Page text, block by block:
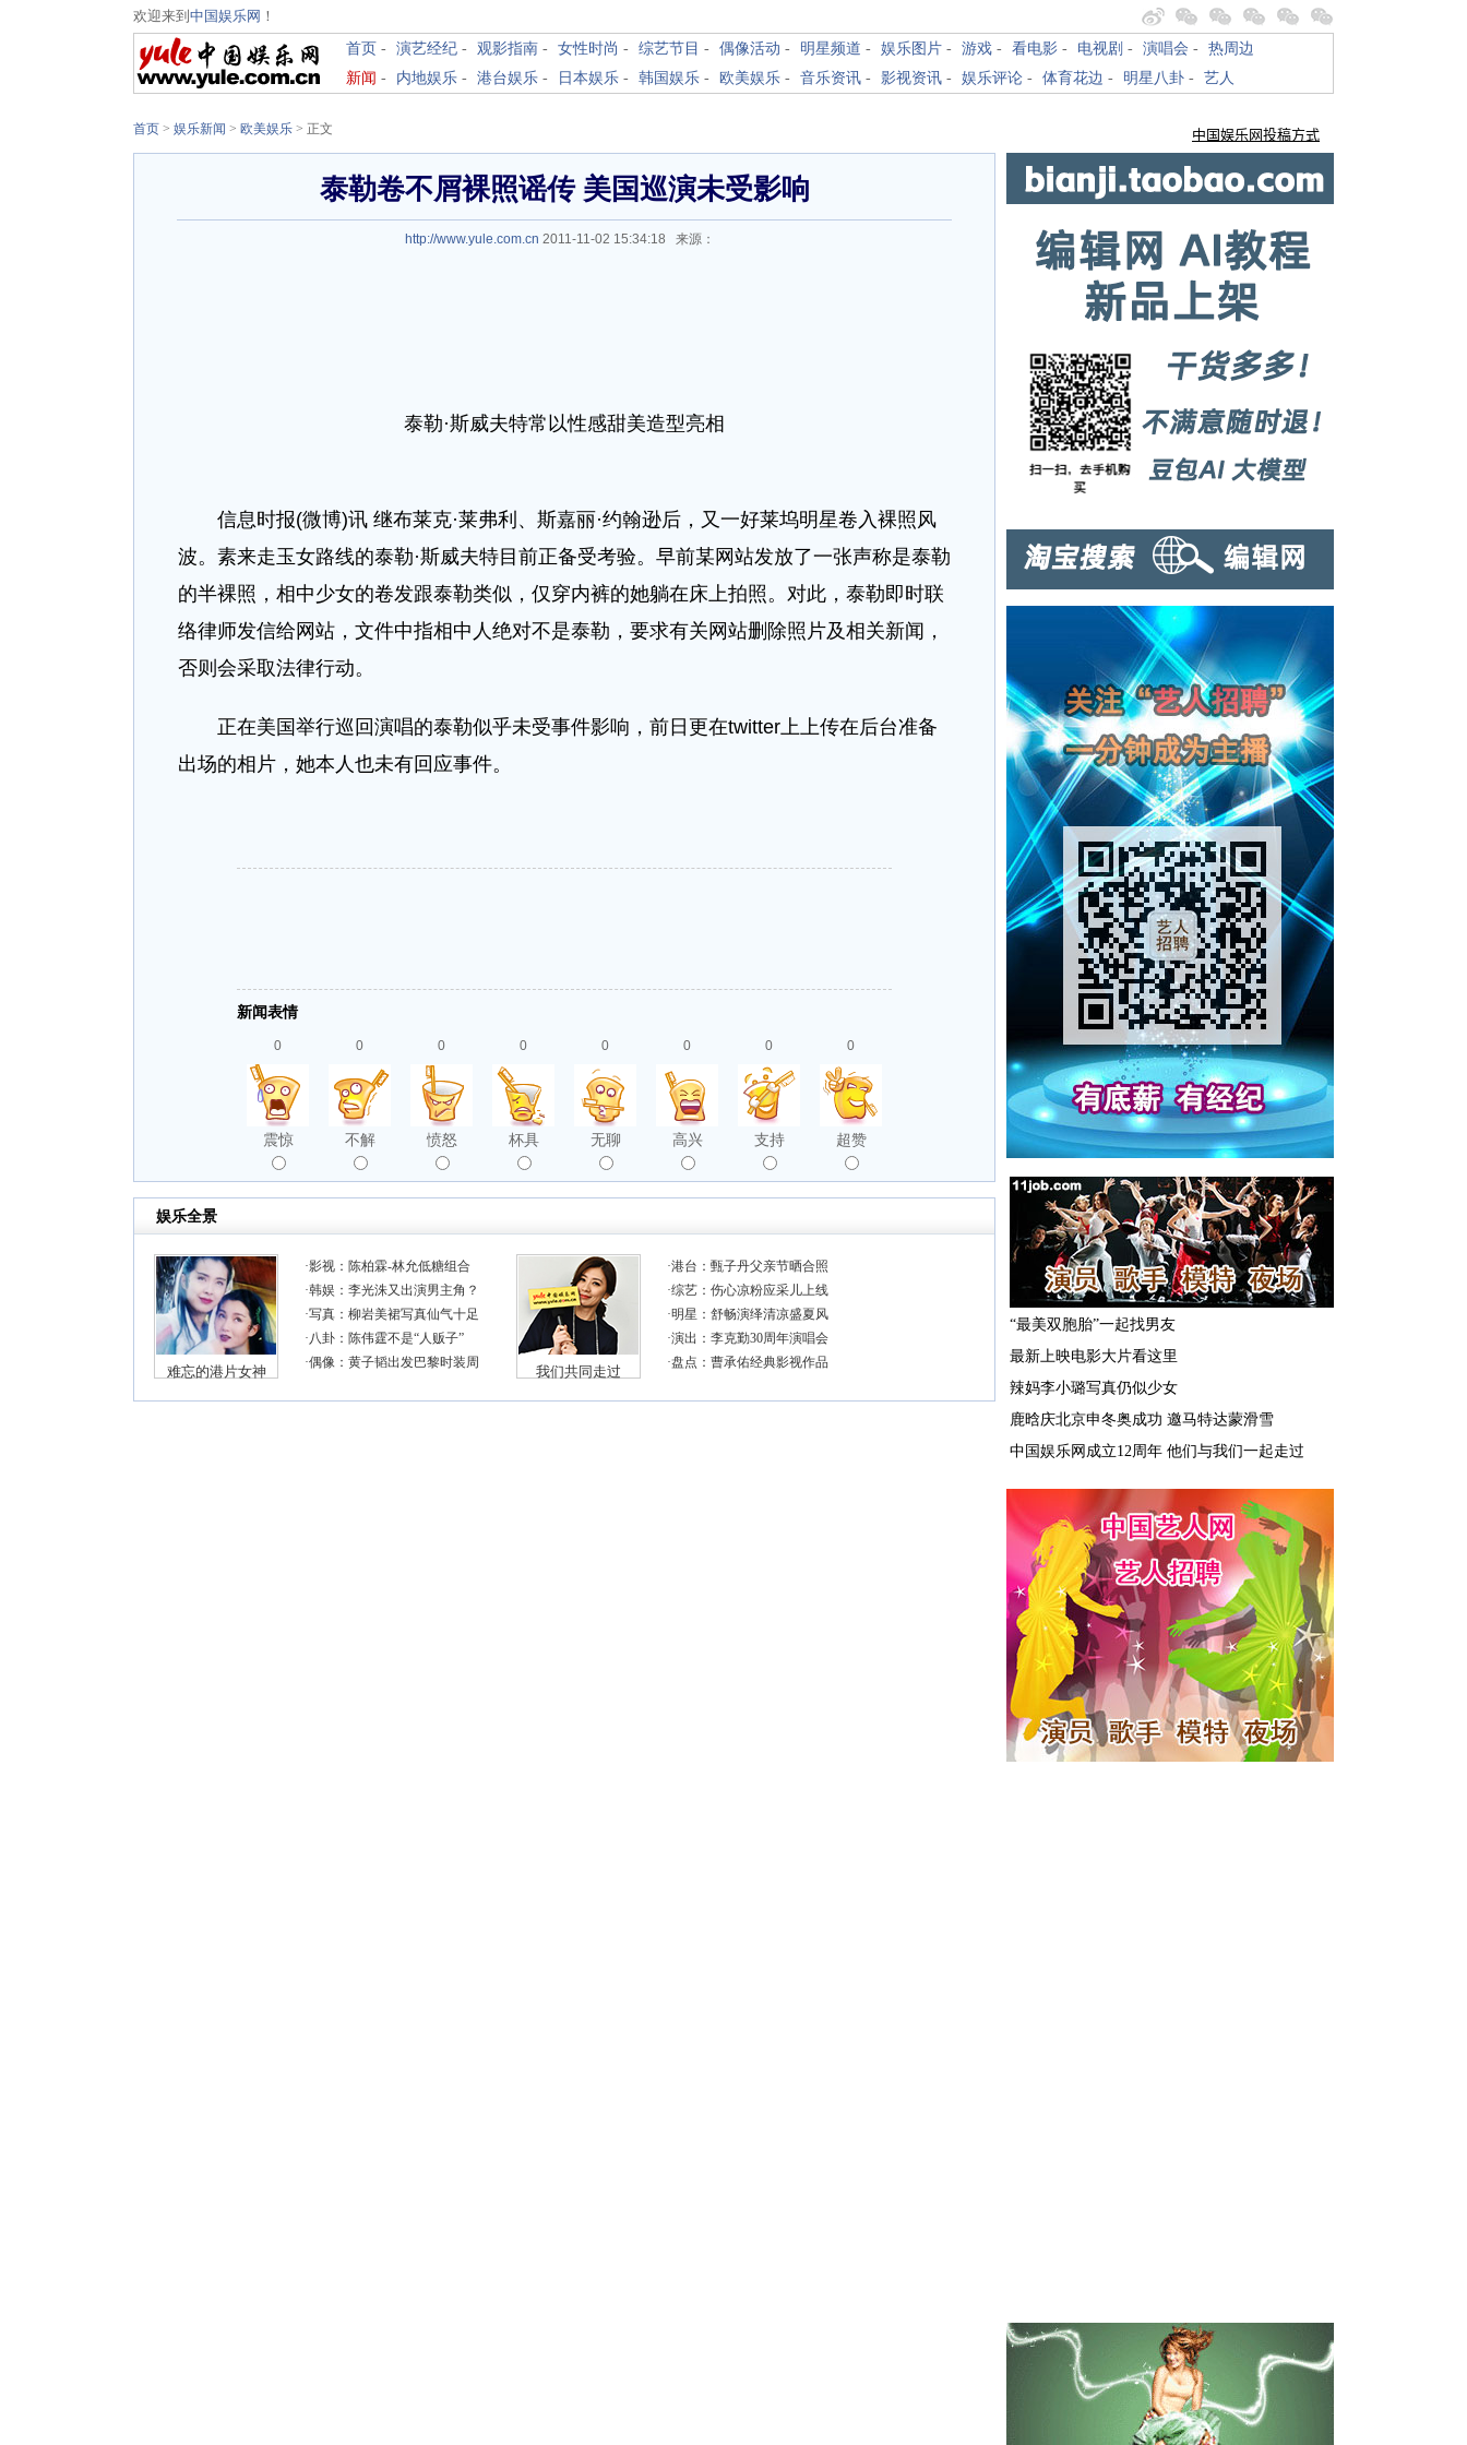
欢迎来到 中国娱乐网 ！
首页 - 演艺经纪 - 观影指南 - 女性时尚 - 综艺节目 - 偶像活动 - 明星频道 - 娱乐图片 - 游戏 - 看电影 - 电视剧 - 演唱会 - 热周边
新闻 - 内地娱乐 - 港台娱乐 - 日本娱乐 - 韩国娱乐 - 欧美娱乐 - 音乐资讯 - 影视资讯 - 娱乐评论 - 体育花边 - 明星八卦 - 艺人
首页 > 娱乐新闻 > 欧美娱乐 > 正文
泰勒卷不屑裸照谣传 美国巡演未受影响
http://www.yule.com.cn 2011-11-02 15:34:18 来源：
泰勒·斯威夫特常以性感甜美造型亮相
信息时报(微博)讯 继布莱克·莱弗利、斯嘉丽·约翰逊后，又一好莱坞明星卷入裸照风
波。素来走玉女路线的泰勒·斯威夫特目前正备受考验。早前某网站发放了一张声称是泰勒
的半裸照，相中少女的卷发跟泰勒类似，仅穿内裤的她躺在床上拍照。对此，泰勒即时联
络律师发信给网站，文件中指相中人绝对不是泰勒，要求有关网站删除照片及相关新闻，
否则会采取法律行动。
正在美国举行巡回演唱的泰勒似乎未受事件影响，前日更在twitter上上传在后台准备
出场的相片，她本人也未有回应事件。
新闻表情
0
震惊
0
不解
0
愤怒
0
杯具
0
无聊
0
高兴
0
支持
0
超赞